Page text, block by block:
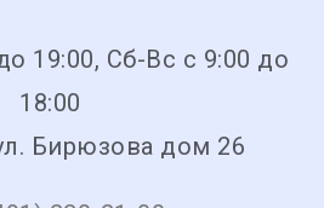
19:00, Сб-Вс с 9:00 до
18:00
Бирюзова дом 26